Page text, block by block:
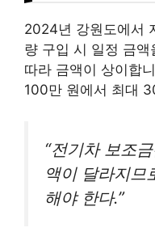
2024년 강원도에서
량 구입 시 일정 금
따라 금액이 상이합
100만 원에서 최대
“전기차 보조
액이 달라지므
해야 한다.”